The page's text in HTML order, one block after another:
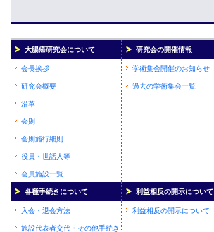
大腸癌研究会について 研究会の開催情報
会長挨拶
研究会概要
沿革
会則
会則施行細則
役員・世話人等
会員施設一覧
学術集会開催のお知らせ
過去の学術集会一覧
各種手続きについて 利益相反の開示について
入会・退会方法
施設代表者交代・その他手続き
利益相反の開示について